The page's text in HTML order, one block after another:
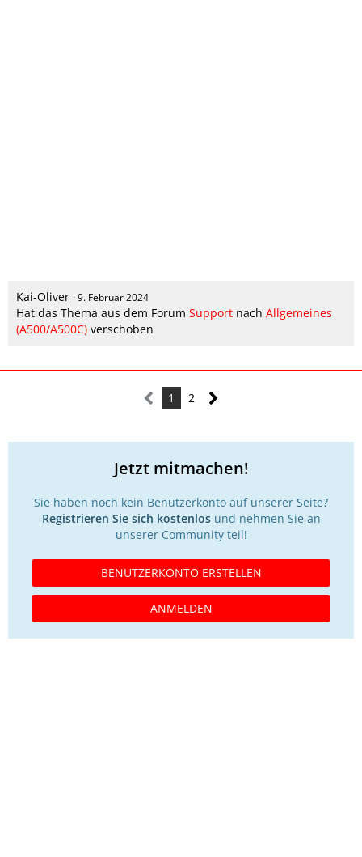
Kai-Oliver 9. Februar 2024
Hat das Thema aus dem Forum Support nach Allgemeines
(A500/A500C) verschoben
1 2
Jetzt mitmachen!
Sie haben noch kein Benutzerkonto auf unserer Seite?
Registrieren Sie sich kostenlosund nehmen Sie an
unserer Community teil!
BENUTZERKONTO ERSTELLEN
ANMELDEN